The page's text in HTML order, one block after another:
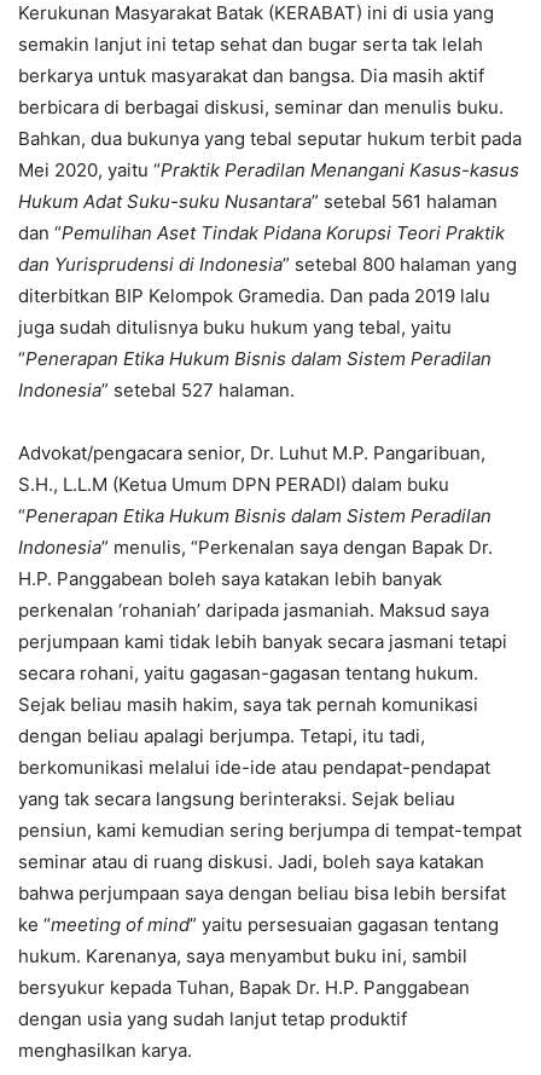
Kerukunan Masyarakat Batak (KERABAT) ini di usia yang
semakin lanjut ini tetap sehat dan bugar serta tak lelah
berkarya untuk masyarakat dan bangsa. Dia masih aktif
berbicara di berbagai diskusi, seminar dan menulis buku.
Bahkan, dua bukunya yang tebal seputar hukum terbit pada
Mei 2020, yaitu “Praktik Peradilan Menangani Kasus-kasus
Hukum Adat Suku-suku Nusantara” setebal 561 halaman
dan “Pemulihan Aset Tindak Pidana Korupsi Teori Praktik
dan Yurisprudensi di Indonesia” setebal 800 halaman yang
diterbitkan BIP Kelompok Gramedia. Dan pada 2019 lalu
juga sudah ditulisnya buku hukum yang tebal, yaitu
“Penerapan Etika Hukum Bisnis dalam Sistem Peradilan
Indonesia” setebal 527 halaman.
Advokat/pengacara senior, Dr. Luhut M.P. Pangaribuan,
S.H., L.L.M (Ketua Umum DPN PERADI) dalam buku
“Penerapan Etika Hukum Bisnis dalam Sistem Peradilan
Indonesia” menulis, “Perkenalan saya dengan Bapak Dr.
H.P. Panggabean boleh saya katakan lebih banyak
perkenalan ‘rohaniah’ daripada jasmaniah. Maksud saya
perjumpaan kami tidak lebih banyak secara jasmani tetapi
secara rohani, yaitu gagasan-gagasan tentang hukum.
Sejak beliau masih hakim, saya tak pernah komunikasi
dengan beliau apalagi berjumpa. Tetapi, itu tadi,
berkomunikasi melalui ide-ide atau pendapat-pendapat
yang tak secara langsung berinteraksi. Sejak beliau
pensiun, kami kemudian sering berjumpa di tempat-tempat
seminar atau di ruang diskusi. Jadi, boleh saya katakan
bahwa perjumpaan saya dengan beliau bisa lebih bersifat
ke “meeting of mind” yaitu persesuaian gagasan tentang
hukum. Karenanya, saya menyambut buku ini, sambil
bersyukur kepada Tuhan, Bapak Dr. H.P. Panggabean
dengan usia yang sudah lanjut tetap produktif
menghasilkan karya.